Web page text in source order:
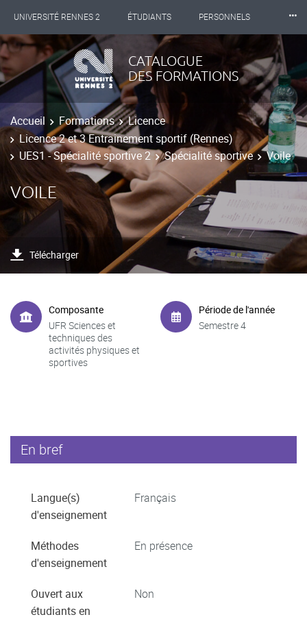
UNIVERSITÉ RENNES 2 ÉTUDIANTS PERSONNELS
INTERNATIONAL PROFESSIONNELS BIBLIOTHÈQUES
LES NOUVELLES DE RENNES 2
⸱⸱⸱
CATALOGUE
DES FORMATIONS
Accueil Formations
Licence
Licence 2 et 3 Entrainement sportif (Rennes)
UES1 - Spécialité sportive 2
Spécialité sportive Voile
VOILE
Télécharger
Composante
UFR Sciences et
techniques des
activités physiques et
sportives
Période de l'année
Semestre 4
En bref
Langue(s)
d'enseignement
Français
Méthodes
d'enseignement
En présence
Ouvert aux
étudiants en
Non